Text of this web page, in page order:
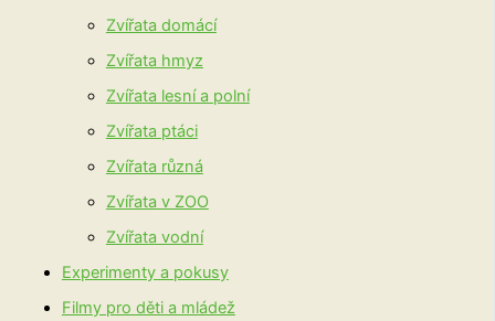
Zvířata domácí
Zvířata hmyz
Zvířata lesní a polní
Zvířata ptáci
Zvířata různá
Zvířata v ZOO
Zvířata vodní
Experimenty a pokusy
Filmy pro děti a mládež